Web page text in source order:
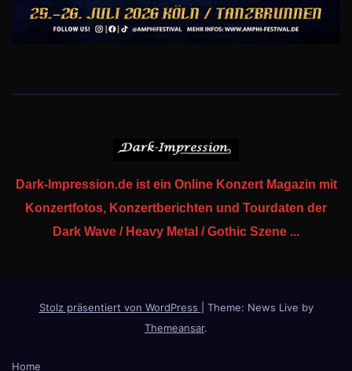
Dark-Impression.de ist ein Online Konzert Magazin mit
Konzertfotos, Konzertberichten und Tourdaten der
Dark Wave / Heavy Metal / Gothic Szene ...
Stolz präsentiert von WordPress
Theme: News Live by
Themeansar.
Home